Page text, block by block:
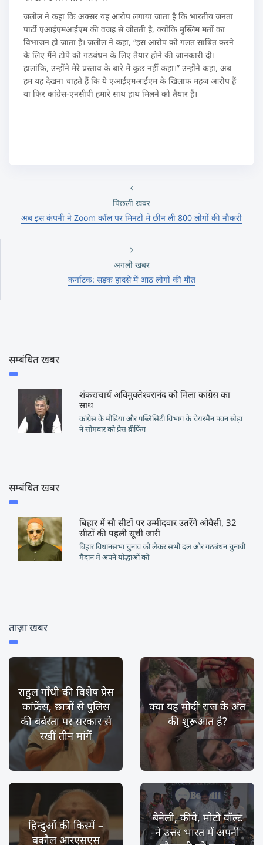
जलील ने कहा कि अक्सर यह आरोप लगाया जाता है कि भारतीय जनता
पार्टी एआईएमआईएम की वजह से जीतती है, क्योंकि मुस्लिम मतों का
विभाजन हो जाता है। जलील ने कहा, “इस आरोप को गलत साबित करने
के लिए मैंने टोपे को गठबंधन के लिए तैयार होने की जानकारी दी।
हालांकि, उन्होंने मेरे प्रस्ताव के बारे में कुछ नहीं कहा।” उन्होंने कहा, अब
हम यह देखना चाहते हैं कि ये एआईएमआईएम के खिलाफ महज आरोप हैं
या फिर कांग्रेस-एनसीपी हमारे साथ हाथ मिलने को तैयार हैं।
पिछली खबर
अब इस कंपनी ने Zoom कॉल पर मिनटों में छीन ली 800 लोगों की नौकरी
अगली खबर
कर्नाटक: सड़क हादसे में आठ लोगों की मौत
सम्बंधित खबर
शंकराचार्य अविमुक्तेश्वरानंद को मिला कांग्रेस का
साथ
कांग्रेस के मीडिया और पब्लिसिटी विभाग के चेयरमैन पवन खेड़ा
ने सोमवार को प्रेस ब्रीफिंग
सम्बंधित खबर
बिहार में सौ सीटों पर उम्मीदवार उतरेंगे ओवैसी, 32
सीटों की पहली सूची जारी
बिहार विधानसभा चुनाव को लेकर सभी दल और गठबंधन चुनावी
मैदान में अपने योद्धाओं को
ताज़ा खबर
राहुल गाँधी की विशेष प्रेस
कांफ्रेंस, छात्रों से पुलिस
की बर्बरता पर सरकार से
रखीं तीन मांगें
क्या यह मोदी राज के अंत
की शुरूआत है?
हिन्दुओं की किस्में –
बकौल आरएसएस
बेनेली, कीवे, मोटो वॉल्ट
ने उत्तर भारत में अपनी